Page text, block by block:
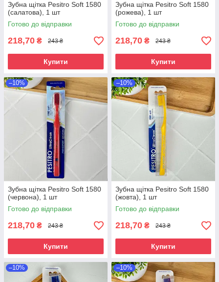
Зубна щітка Pesitro Soft 1580
(салатова), 1 шт
Готово до відправки
218,70 ₴ 243 ₴
Купити
Зубна щітка Pesitro Soft 1580
(рожева), 1 шт
Готово до відправки
218,70 ₴ 243 ₴
Купити
–10%
Зубна щітка Pesitro Soft 1580
(червона), 1 шт
Готово до відправки
218,70 ₴ 243 ₴
Купити
–10%
Зубна щітка Pesitro Soft 1580
(жовта), 1 шт
Готово до відправки
218,70 ₴ 243 ₴
Купити
–10% –10%